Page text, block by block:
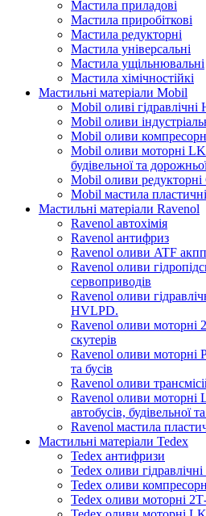
Мастила приладові
Мастила приробіткові
Мастила редукторні
Мастила універсальні
Мастила ущільнювальні
Мастила хімічностійкі
Мастильні матеріали Mobil
Mobil оливі
Mobil оливи
Mobil оливи
Mobil оливи моторні
будівельної та
Mobil оливи редукторні
Mobil мастила пластичні
Мастильні матеріали Ravenol
Ravenol автохімія
Ravenol антифриз
Ravenol оливи ATF акпп
Ravenol оливи
сервоприводів
Ravenol оливи
HVLPD.
Ravenol оливи моторні
скутерів
Ravenol оливи моторні
та бусів
Ravenol оливи
Ravenol оливи моторні
автобусів, будівельної
Ravenol мастила
Мастильні матеріали Tedex
Tedex антифризи
Tedex оливи
Tedex оливи
Tedex оливи моторні